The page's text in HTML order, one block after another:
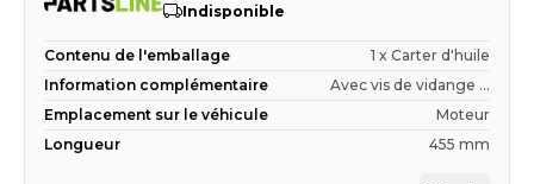
Indisponible
Contenu de l'emballage
1 x Carter d'huile
Information complémentaire
Avec vis de vidange ...
Emplacement sur le véhicule
Moteur
Longueur
455 mm